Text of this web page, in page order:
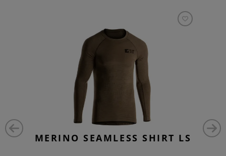
MERINO SEAMLESS SHIRT LS